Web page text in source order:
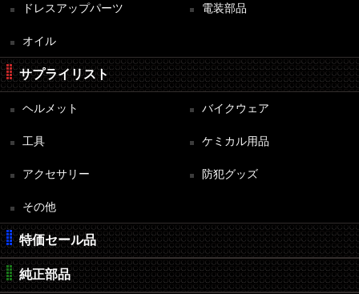
ドレスアップパーツ 電装部品
オイル
サプライリスト
ヘルメット バイクウェア
工具 ケミカル用品
アクセサリー 防犯グッズ
その他
特価セール品
純正部品